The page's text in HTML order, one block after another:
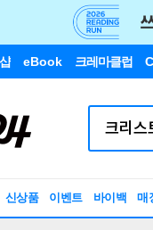
eBook 크레마클럽
신상품 이벤트 바이백 매